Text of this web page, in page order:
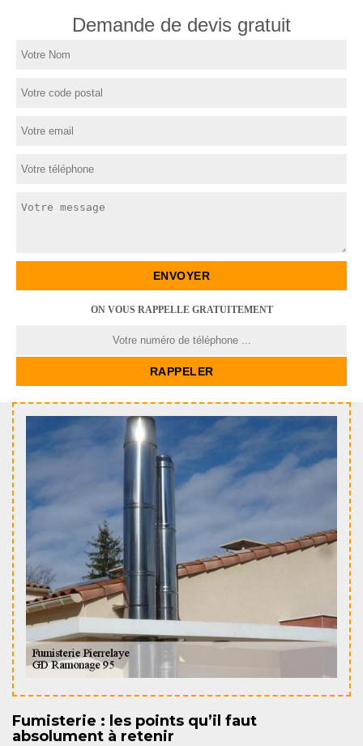
Demande de devis gratuit
ON VOUS RAPPELLE GRATUITEMENT
Fumisterie : les points qu’il faut
absolument à retenir